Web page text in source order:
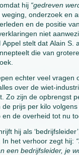
hij “gedreven
weging, onderzoek en
en de positie
niet
stelt dat Alain S.
die van
echter veel vragen
over de wiet-
Zo zijn de opbrengst
prijs per kilo
de overheid tot nu
hij als
In het verhoor zegt hij:
een bedrijfsleider, je